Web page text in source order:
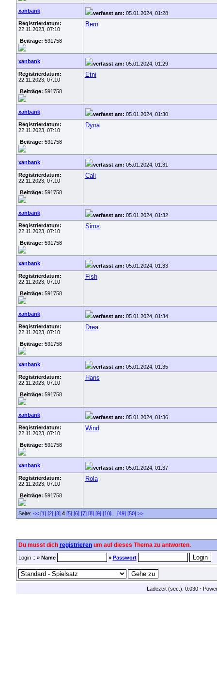
xanbank verfasst am: 05.01.2024, 01:28
Registrierdatum:
22.11.2023, 07:10
Beiträge: 591758
Bern
xanbank verfasst am: 05.01.2024, 01:29
Registrierdatum:
22.11.2023, 07:10
Beiträge: 591758
Etni
xanbank verfasst am: 05.01.2024, 01:30
Registrierdatum:
22.11.2023, 07:10
Beiträge: 591758
Dyna
xanbank verfasst am: 05.01.2024, 01:31
Registrierdatum:
22.11.2023, 07:10
Beiträge: 591758
Cali
xanbank verfasst am: 05.01.2024, 01:32
Registrierdatum:
22.11.2023, 07:10
Beiträge: 591758
Sims
xanbank verfasst am: 05.01.2024, 01:33
Registrierdatum:
22.11.2023, 07:10
Beiträge: 591758
Fish
xanbank verfasst am: 05.01.2024, 01:34
Registrierdatum:
22.11.2023, 07:10
Beiträge: 591758
Drea
xanbank verfasst am: 05.01.2024, 01:35
Registrierdatum:
22.11.2023, 07:10
Beiträge: 591758
Hans
xanbank verfasst am: 05.01.2024, 01:36
Registrierdatum:
22.11.2023, 07:10
Beiträge: 591758
Wind
xanbank verfasst am: 05.01.2024, 01:37
Registrierdatum:
22.11.2023, 07:10
Beiträge: 591758
Rola
Seite: << [1] [2] [3] 4 [5] [6] [7] [8] [9] [10].. [49] [50] >>
Du musst dich registrierenum auf dieses Thema zu antworten.
Login :: » Name » Passwort
Ladezeit (sec.): 0.030 ·